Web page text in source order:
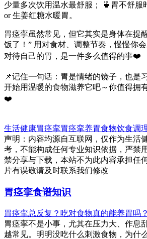
少量多次饮用温水最舒服； 🍵胃不舒服
or 生姜红糖水暖胃。
胃痉挛虽然常见，但它其实是身体在提
饭了！” 用对食材、调整节奏，慢慢你
对待自己的胃，是一件多么值得的事❤️
📌记住一句话：胃是情绪的镜子，也是
开始用温暖的食物滋养它吧～你值得拥
❤️
生活健康胃痉挛胃痉挛养胃食物饮食调
声明：内容均源自互联网，仅作为生活
考，不能构成任何专业知识依据，严禁
禁分享与下载，本站不为此内容承担任
片有误敬请及时联系我们修改
胃痉挛食谱知识
胃痉挛总反复？吃对食物真的能养胃吗
胃痉挛不是小事，尤其在压力大、作息
越常见。明明没吃什么刺激食物，为什